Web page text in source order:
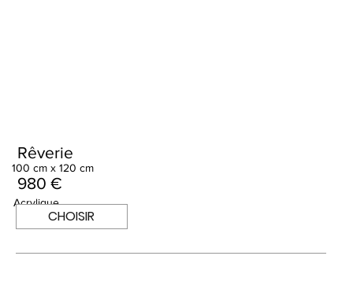
Rêverie
Acrylique
980 €
100 cm x 120 cm
CHOISIR